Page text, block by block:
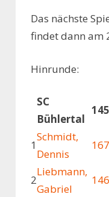
Das nächste
findet dann am
Hinrunde:
SC
Bühlertal
1
Schmidt,
Dennis
2
Liebmann,
Gabriel